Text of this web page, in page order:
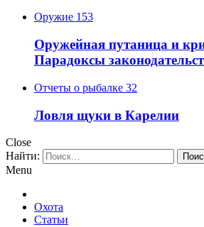
Оружие 153
Оружейная путаница и
Парадоксы
Отчеты о рыбалке 32
Ловля щуки в Карелии
Close
Найти:
Menu
Охота
Статьи